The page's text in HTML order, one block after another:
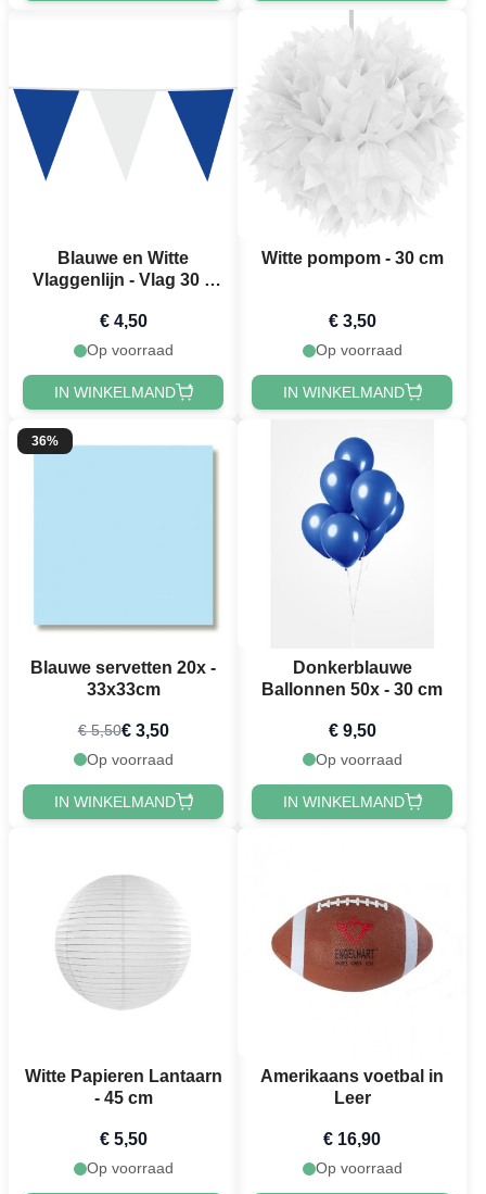
Blauwe en Witte
Vlaggenlijn - Vlag 30 x
€ 4,50
Op voorraad
IN WINKELMAND
Witte pompom - 30 cm
€ 3,50
Op voorraad
IN WINKELMAND
36%
Blauwe servetten 20x -
33x33cm
€ 5,50€ 3,50
Op voorraad
IN WINKELMAND
Donkerblauwe
Ballonnen 50x - 30 cm
€ 9,50
Op voorraad
IN WINKELMAND
Witte Papieren Lantaarn
- 45 cm
€ 5,50
Op voorraad
Amerikaans voetbal in
Leer
€ 16,90
Op voorraad